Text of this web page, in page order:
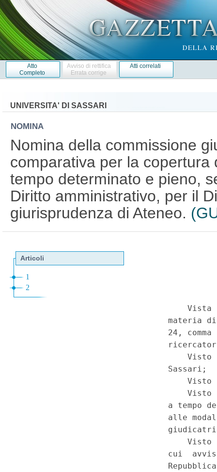
Atto
Completo
Avviso di rettifica
Errata corrige
Atti correlati
UNIVERSITA' DI SASSARI
NOMINA
Nomina della commissione
comparativa per la
tempo determinato e pieno,
Diritto amministrativo, per il
giurisprudenza di Ateneo.